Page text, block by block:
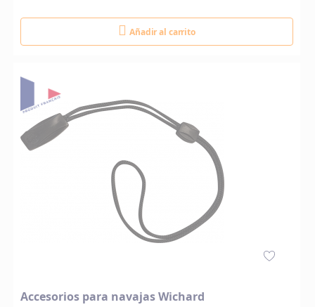
Añadir al carrito
Accesorios para navajas Wichard